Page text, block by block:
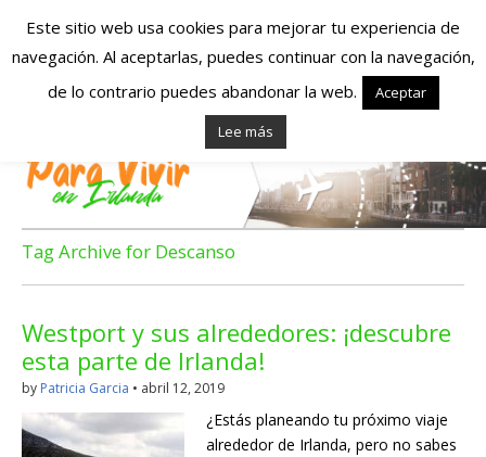
Españoles en
Irlanda – Vivir en
Irlanda – Trabajo
en Irlanda –
Alojamiento en
Irlanda
Blog dedicado a los que viven, estudian y trabajan en
Irlanda!
Tag Archive for Descanso
Westport y sus alrededores: ¡descubre
esta parte de Irlanda!
by Patricia Garcia • abril 12, 2019
¿Estás planeando tu próximo viaje
alrededor de Irlanda, pero no sabes
Este sitio web usa cookies para mejorar tu experiencia de
navegación. Al aceptarlas, puedes continuar con la navegación,
de lo contrario puedes abandonar la web.
Aceptar
Lee más